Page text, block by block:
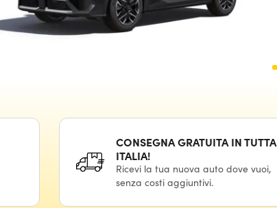
CONSEGNA GRATUITA IN TUTTA
ITALIA!
Ricevi la tua nuova auto dove vuoi,
senza costi aggiuntivi.